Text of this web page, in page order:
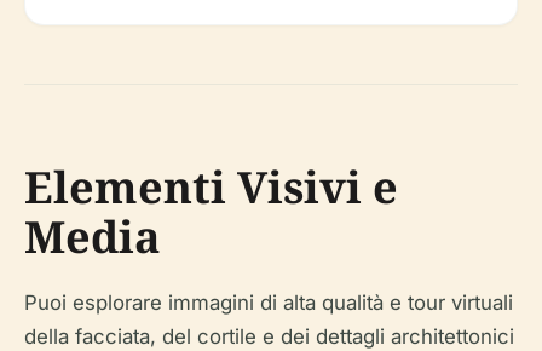
Elementi Visivi e
Media
Puoi esplorare immagini di alta qualità e tour virtuali
della facciata, del cortile e dei dettagli architettonici